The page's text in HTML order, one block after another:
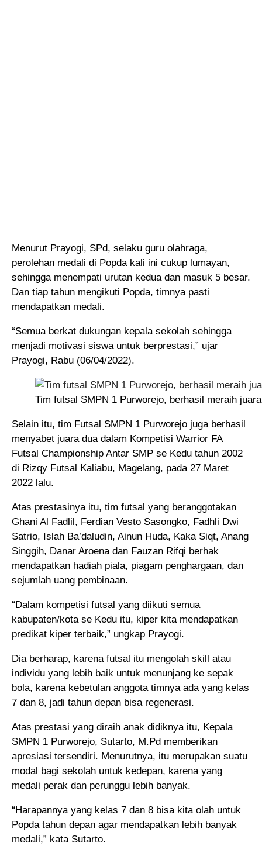
Menurut Prayogi, SPd, selaku guru olahraga,
perolehan medali di Popda kali ini cukup lumayan,
sehingga menempati urutan kedua dan masuk 5 besar.
Dan tiap tahun mengikuti Popda, timnya pasti
mendapatkan medali.
“Semua berkat dukungan kepala sekolah sehingga
menjadi motivasi siswa untuk berprestasi,” ujar
Prayogi, Rabu (06/04/2022).
Tim futsal SMPN 1 Purworejo, berhasil meraih
Selain itu, tim Futsal SMPN 1 Purworejo juga berhasil
menyabet juara dua dalam Kompetisi Warrior FA
Futsal Championship Antar SMP se Kedu tahun 2002
di Rizqy Futsal Kaliabu, Magelang, pada 27 Maret
2022 lalu.
Atas prestasinya itu, tim futsal yang beranggotakan
Ghani Al Fadlil, Ferdian Vesto Sasongko, Fadhli Dwi
Satrio, Islah Ba’daludin, Ainun Huda, Kaka Siqt, Anang
Singgih, Danar Aroena dan Fauzan Rifqi berhak
mendapatkan hadiah piala, piagam penghargaan, dan
sejumlah uang pembinaan.
“Dalam kompetisi futsal yang diikuti semua
kabupaten/kota se Kedu itu, kiper kita mendapatkan
predikat kiper terbaik,” ungkap Prayogi.
Dia berharap, karena futsal itu mengolah skill atau
individu yang lebih baik untuk menunjang ke sepak
bola, karena kebetulan anggota timnya ada yang kelas
7 dan 8, jadi tahun depan bisa regenerasi.
Atas prestasi yang diraih anak didiknya itu, Kepala
SMPN 1 Purworejo, Sutarto, M.Pd memberikan
apresiasi tersendiri. Menurutnya, itu merupakan suatu
modal bagi sekolah untuk kedepan, karena yang
medali perak dan perunggu lebih banyak.
“Harapannya yang kelas 7 dan 8 bisa kita olah untuk
Popda tahun depan agar mendapatkan lebih banyak
medali,” kata Sutarto.